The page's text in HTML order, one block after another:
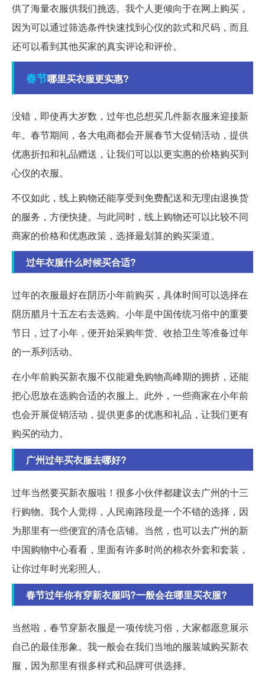
供了海量衣服供我们挑选。我个人更倾向于在网上购买，
因为可以通过筛选条件快速找到心仪的款式和尺码，而且
还可以看到其他买家的真实评论和评价。
春节哪里买衣服更实惠?
没错，即使再大岁数，过年也总想买几件新衣服来迎接新
年。春节期间，各大电商都会开展春节大促销活动，提供
优惠折扣和礼品赠送，让我们可以以更实惠的价格购买到
心仪的衣服。
不仅如此，线上购物还能享受到免费配送和无理由退换货
的服务，方便快捷。与此同时，线上购物还可以比较不同
商家的价格和优惠政策，选择最划算的购买渠道。
过年衣服什么时候买合适?
过年的衣服最好在阴历小年前购买，具体时间可以选择在
阴历腊月十五左右去选购。小年是中国传统习俗中的重要
节日，过了小年，便开始采购年货、收拾卫生等准备过年
的一系列活动。
在小年前购买新衣服不仅能避免购物高峰期的拥挤，还能
把心思放在选购合适的衣服上。此外，一些商家在小年前
也会开展促销活动，提供更多的优惠和礼品，让我们更有
购买的动力。
广州过年买衣服去哪好?
过年当然要买新衣服啦！很多小伙伴都建议去广州的十三
行购物。我个人觉得，人民南路段是一个不错的选择，因
为那里有一些便宜的清仓店铺。当然，也可以去广州的新
中国购物中心看看，里面有许多时尚的棉衣外套和套装，
让你过年时光彩照人。
春节过年你有穿新衣服吗?一般会在哪里买衣服?
当然啦，春节穿新衣服是一项传统习俗，大家都愿意展示
自己的最佳形象。我一般会在我们当地的服装城购买新衣
服，因为那里有很多样式和品牌可供选择。